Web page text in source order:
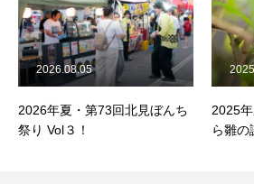
2026年夏・第73回北見ぼんち
祭り Vol３！
2026.08.05
2025
ら雛の